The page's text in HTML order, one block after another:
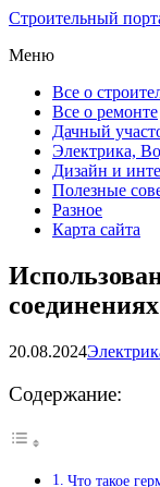
Строительный
Меню
Все о
Все о ремонте
Дачный
Электрика,
Дизайн и
Полезные
Разное
Карта сайта
соединениях
20.08.2024
Содержание:
Что такое